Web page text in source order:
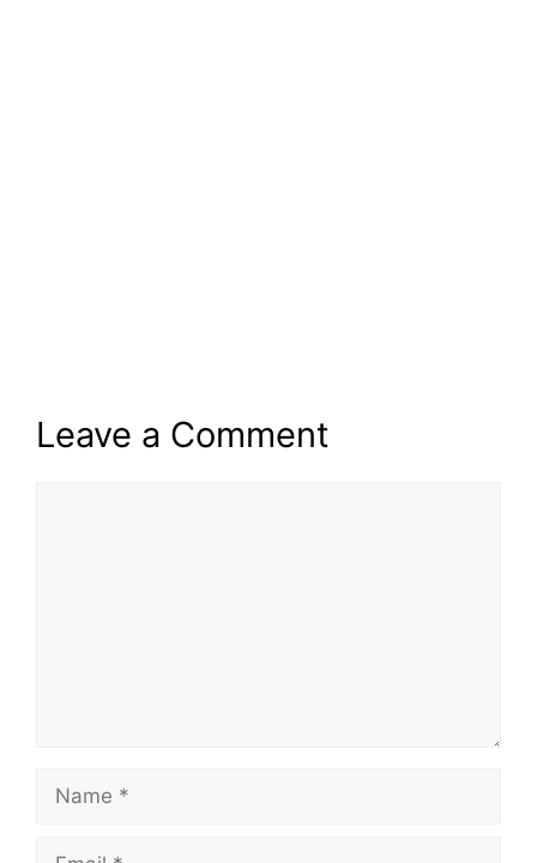
Leave a Comment
Name
Email